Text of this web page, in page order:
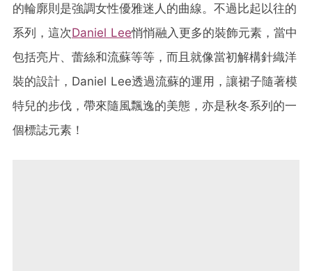
的輪廓則是強調女性優雅迷人的曲線。不過比起以往的
系列，這次Daniel Lee悄悄融入更多的裝飾元素，當中
包括亮片、蕾絲和流蘇等等，而且就像當初解構針織洋
裝的設計，Daniel Lee透過流蘇的運用，讓裙子隨著模
特兒的步伐，帶來隨風飄逸的美態，亦是秋冬系列的一
個標誌元素！